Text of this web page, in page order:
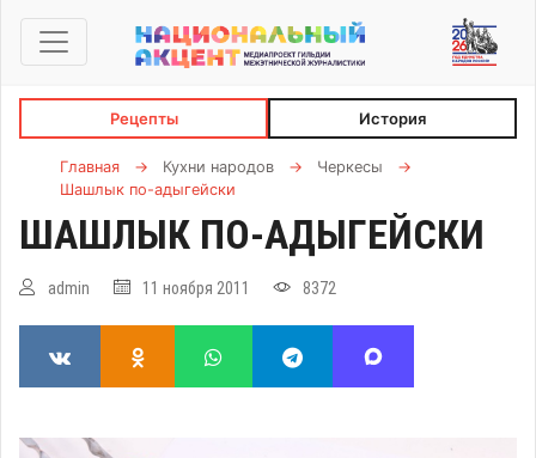
Рецепты История
Главная → Кухни народов → Черкесы
→
Шашлык по-адыгейски
ШАШЛЫК ПО-АДЫГЕЙСКИ
admin 11 ноября 2011 8372